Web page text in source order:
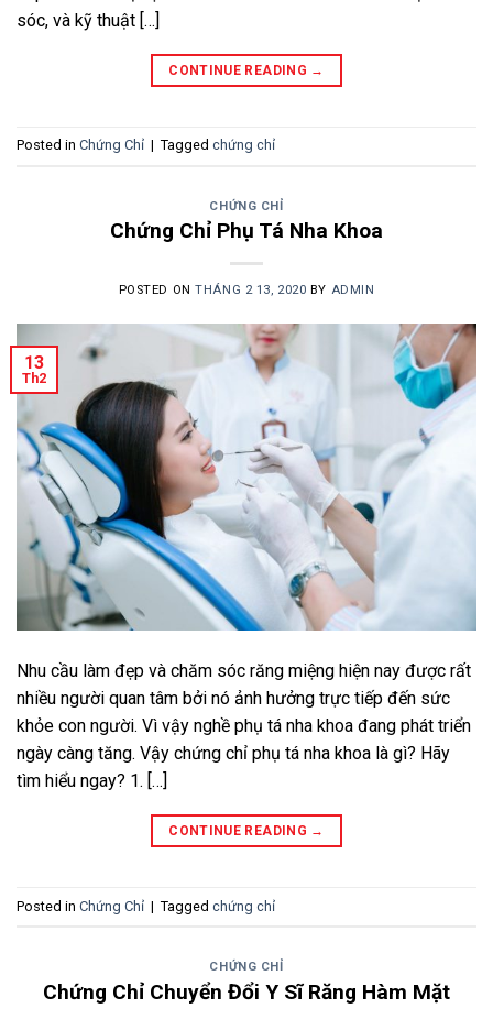
sóc, và kỹ thuật […]
CONTINUE READING →
Posted in Chứng Chỉ | Tagged chứng chỉ
CHỨNG CHỈ
Chứng Chỉ Phụ Tá Nha Khoa
POSTED ONTHÁNG 2 13, 2020 BY ADMIN
13
Th2
Nhu cầu làm đẹp và chăm sóc răng miệng hiện nay được rất
nhiều người quan tâm bởi nó ảnh hưởng trực tiếp đến sức
khỏe con người. Vì vậy nghề phụ tá nha khoa đang phát triển
ngày càng tăng. Vậy chứng chỉ phụ tá nha khoa là gì? Hãy
tìm hiểu ngay? 1. […]
CONTINUE READING →
Posted in Chứng Chỉ | Tagged chứng chỉ
CHỨNG CHỈ
Chứng Chỉ Chuyển Đổi Y Sĩ Răng Hàm Mặt